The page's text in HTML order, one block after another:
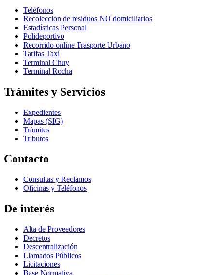
Teléfonos
Recolección de residuos NO domiciliarios
Estadísticas Personal
Polideportivo
Recorrido online Trasporte Urbano
Tarifas Taxi
Terminal Chuy
Terminal Rocha
Trámites y Servicios
Expedientes
Mapas (SIG)
Trámites
Tributos
Contacto
Consultas y Reclamos
Oficinas y Teléfonos
De interés
Alta de Proveedores
Decretos
Descentralización
Llamados Públicos
Licitaciones
Base Normativa